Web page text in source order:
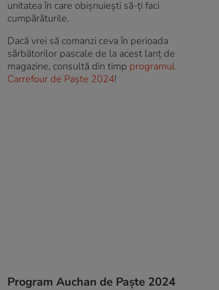
unitatea în care obişnuieşti să-ţi faci
cumpărăturile.
Dacă vrei să comanzi ceva în perioada
sărbătorilor pascale de la acest lanţ de
magazine, consultă din timp programul
Carrefour de Paşte 2024!
Program Auchan de Paşte 2024